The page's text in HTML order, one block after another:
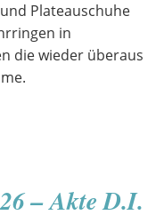
Plateauschuhe
in
die wieder überaus
– Akte D.I.